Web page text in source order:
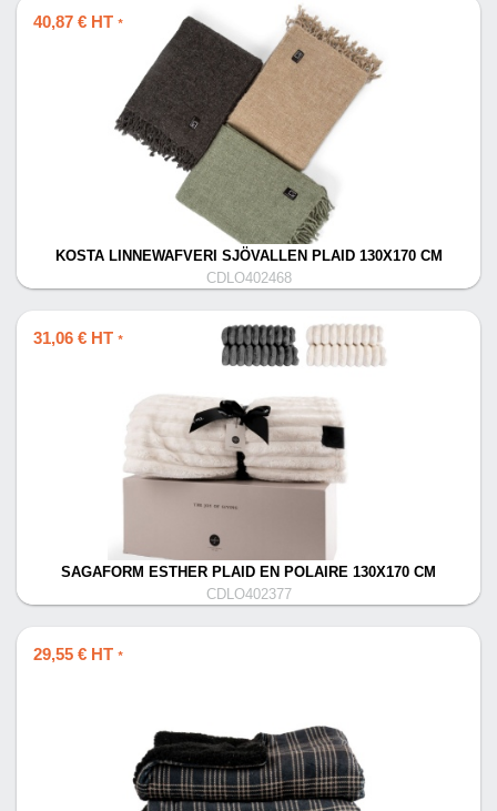
40,87 € HT *
KOSTA LINNEWAFVERI SJÖVALLEN PLAID 130X170 CM
CDLO402468
31,06 € HT *
SAGAFORM ESTHER PLAID EN POLAIRE 130X170 CM
CDLO402377
29,55 € HT *